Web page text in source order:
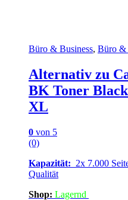
Büro & Business, Büro &
Alternativ zu
BK Toner
XL
0 von 5
(0)
Kapazität: 2x 7.000
Qualität
Shop: Lagernd